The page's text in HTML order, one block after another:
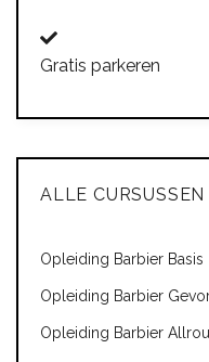
Gratis parkeren
ALLE
Opleiding Barbier Basis
Opleiding Barbier
Opleiding Barbier